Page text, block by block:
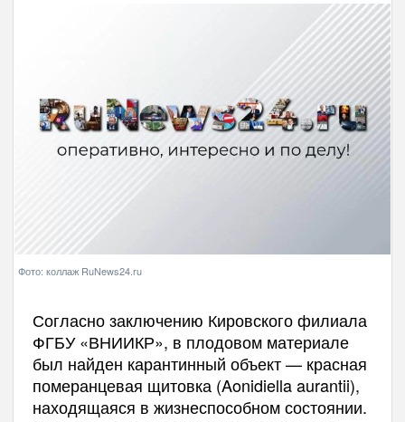
Фото: коллаж RuNews24.ru
Согласно заключению Кировского филиала
ФГБУ «ВНИИКР», в плодовом материале
был найден карантинный объект — красная
померанцевая щитовка (Aonidiella aurantii),
находящаяся в жизнеспособном состоянии.